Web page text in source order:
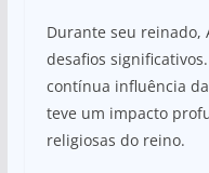
Durante seu reinado,
desafios
contínua influência
teve um impacto
religiosas do reino.